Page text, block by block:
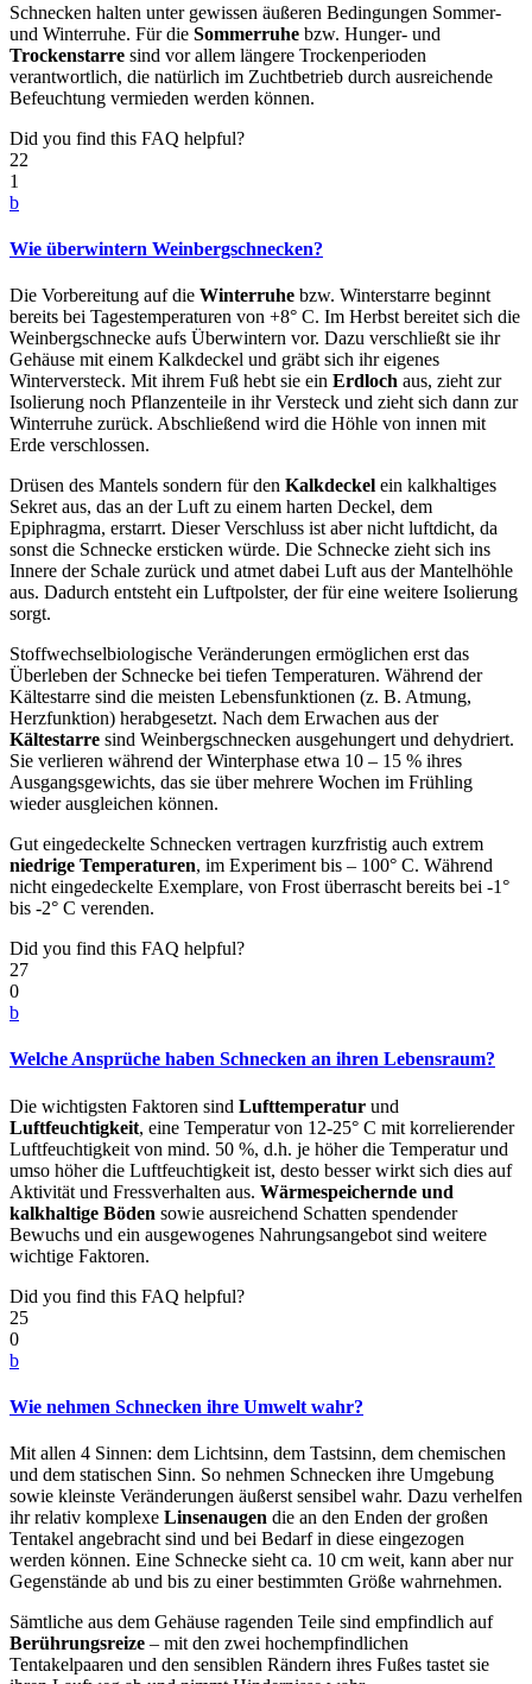
Schnecken halten unter gewissen äußeren Bedingungen Sommer-
und Winterruhe. Für die Sommerruhe bzw. Hunger- und
Trockenstarre sind vor allem längere Trockenperioden
verantwortlich, die natürlich im Zuchtbetrieb durch ausreichende
Befeuchtung vermieden werden können.
Did you find this FAQ helpful?
22
1
b
Wie überwintern Weinbergschnecken?
Die Vorbereitung auf die Winterruhe bzw. Winterstarre beginnt
bereits bei Tagestemperaturen von +8° C. Im Herbst bereitet sich die
Weinbergschnecke aufs Überwintern vor. Dazu verschließt sie ihr
Gehäuse mit einem Kalkdeckel und gräbt sich ihr eigenes
Winterversteck. Mit ihrem Fuß hebt sie ein Erdloch aus, zieht zur
Isolierung noch Pflanzenteile in ihr Versteck und zieht sich dann zur
Winterruhe zurück. Abschließend wird die Höhle von innen mit
Erde verschlossen.
Drüsen des Mantels sondern für den Kalkdeckel ein kalkhaltiges
Sekret aus, das an der Luft zu einem harten Deckel, dem
Epiphragma, erstarrt. Dieser Verschluss ist aber nicht luftdicht, da
sonst die Schnecke ersticken würde. Die Schnecke zieht sich ins
Innere der Schale zurück und atmet dabei Luft aus der Mantelhöhle
aus. Dadurch entsteht ein Luftpolster, der für eine weitere Isolierung
sorgt.
Stoffwechselbiologische Veränderungen ermöglichen erst das
Überleben der Schnecke bei tiefen Temperaturen. Während der
Kältestarre sind die meisten Lebensfunktionen (z. B. Atmung,
Herzfunktion) herabgesetzt. Nach dem Erwachen aus der
Kältestarre sind Weinbergschnecken ausgehungert und dehydriert.
Sie verlieren während der Winterphase etwa 10 – 15 % ihres
Ausgangsgewichts, das sie über mehrere Wochen im Frühling
wieder ausgleichen können.
Gut eingedeckelte Schnecken vertragen kurzfristig auch extrem
niedrige Temperaturen, im Experiment bis – 100° C. Während
nicht eingedeckelte Exemplare, von Frost überrascht bereits bei -1°
bis -2° C verenden.
Did you find this FAQ helpful?
27
0
b
Welche Ansprüche haben Schnecken an ihren Lebensraum?
Die wichtigsten Faktoren sind Lufttemperatur und
Luftfeuchtigkeit, eine Temperatur von 12-25° C mit korrelierender
Luftfeuchtigkeit von mind. 50 %, d.h. je höher die Temperatur und
umso höher die Luftfeuchtigkeit ist, desto besser wirkt sich dies auf
Aktivität und Fressverhalten aus. Wärmespeichernde und
kalkhaltige Böden sowie ausreichend Schatten spendender
Bewuchs und ein ausgewogenes Nahrungsangebot sind weitere
wichtige Faktoren.
Did you find this FAQ helpful?
25
0
b
Wie nehmen Schnecken ihre Umwelt wahr?
Mit allen 4 Sinnen: dem Lichtsinn, dem Tastsinn, dem chemischen
und dem statischen Sinn. So nehmen Schnecken ihre Umgebung
sowie kleinste Veränderungen äußerst sensibel wahr. Dazu verhelfen
ihr relativ komplexe Linsenaugen die an den Enden der großen
Tentakel angebracht sind und bei Bedarf in diese eingezogen
werden können. Eine Schnecke sieht ca. 10 cm weit, kann aber nur
Gegenstände ab und bis zu einer bestimmten Größe wahrnehmen.
Sämtliche aus dem Gehäuse ragenden Teile sind empfindlich auf
Berührungsreize – mit den zwei hochempfindlichen
Tentakelpaaren und den sensiblen Rändern ihres Fußes tastet sie